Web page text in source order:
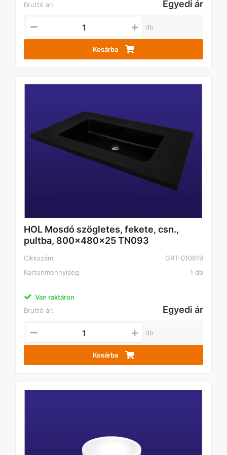
Bruttó ár: Egyedi ár
db
Kosárba
HOL Mosdó szögletes, fekete, csn.,
pultba, 800x480x25 TN093
Cikkszám
GRT-010619
Kartonmennyiség
1 db
Van raktáron
Bruttó ár:
Egyedi ár
db
Kosárba